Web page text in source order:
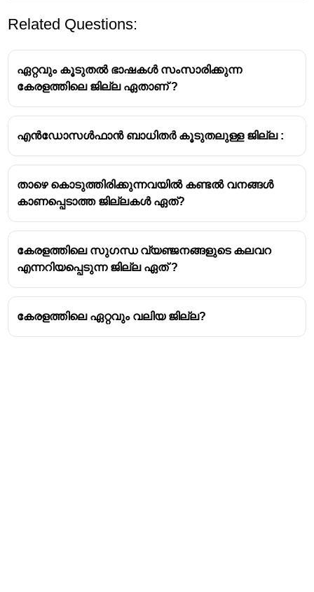
കേരളത്തിലെ മലപ്പുറം ജില്ലയാണ് ഇന്ത്യയിൽ
ആദ്യമായി സമ്പൂർണ്ണ ഇ-ലിറ്ററേറ്റ് ജില്ലയായി
2005 ലാണ് ഈ നേട്ടം കൈവരിച്ചത്
Related Questions:
ഏറ്റവും കൂടുതൽ ഭാഷകൾ സംസാരിക്കുന്ന
കേരളത്തിലെ ജില്ല ഏതാണ് ?
എൻഡോസൾഫാൻ ബാധിതർ കൂടുതലുള്ള ജില്ല :
താഴെ കൊടുത്തിരിക്കുന്നവയിൽ കണ്ടൽ വനങ്ങൾ
കാണപ്പെടാത്ത ജില്ലകൾ ഏത്?
കേരളത്തിലെ സുഗന്ധ വ്യഞ്ജനങ്ങളുടെ കലവറ
എന്നറിയപ്പെടുന്ന ജില്ല ഏത് ?
കേരളത്തിലെ ഏറ്റവും വലിയ ജില്ല?